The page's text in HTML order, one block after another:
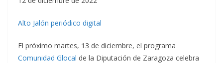
Alto Jalón periódico digital
El próximo martes, 13 de diciembre, el programa
Comunidad Glocal de la Diputación de Zaragoza celebra